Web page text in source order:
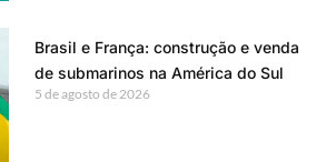
Brasil e França: construção e venda
de submarinos na América do Sul
5 de agosto de 2026